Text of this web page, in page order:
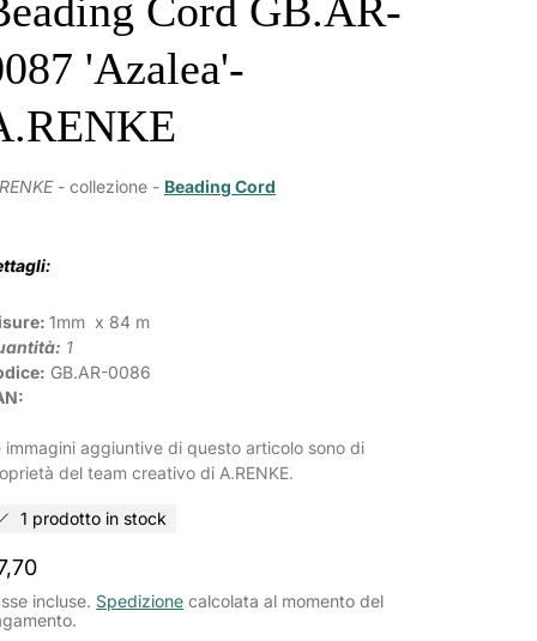
Cord GB.AR-
'Azalea'-
-collezione - Beading Cord
1mm x 84 m
1
GB.AR-0086
immagini aggiuntive di questo articolo sono di
del team creativo di A.RENKE.
1 prodotto in stock
incluse. Spedizione calcolata al momento del